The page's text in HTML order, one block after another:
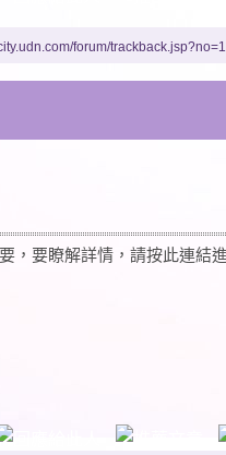
forum/
，要瞭解詳情，請按此連結